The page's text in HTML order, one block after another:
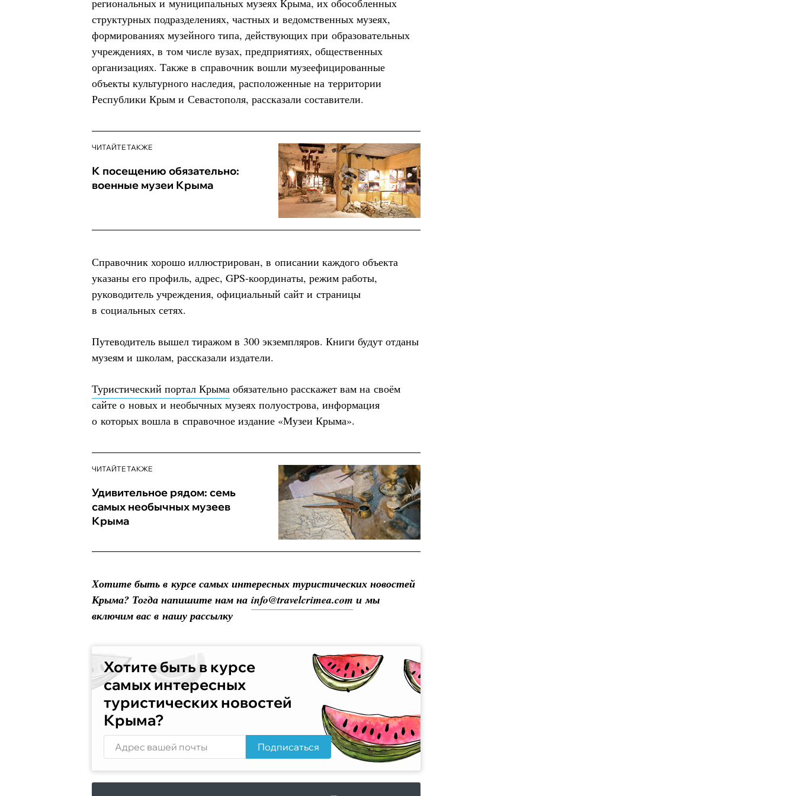
региональных и муниципальных музеях Крыма, их обособленных
структурных подразделениях, частных и ведомственных музеях,
формированиях музейного типа, действующих при образовательных
учреждениях, в том числе вузах, предприятиях, общественных
организациях. Также в справочник вошли музеефицированные
объекты культурного наследия, расположенные на территории
Республики Крым и Севастополя, рассказали составители.
ЧИТАЙТЕ ТАКЖЕ
К посещению обязательно:
военные музеи Крыма
Справочник хорошо иллюстрирован, в описании каждого объекта
указаны его профиль, адрес, GPS-координаты, режим работы,
руководитель учреждения, официальный сайт и страницы
в социальных сетях.
Путеводитель вышел тиражом в 300 экземпляров. Книги будут отданы
музеям и школам, рассказали издатели.
Туристический портал Крыма обязательно расскажет вам на своём
сайте о новых и необычных музеях полуострова, информация
о которых вошла в справочное издание «Музеи Крыма».
ЧИТАЙТЕ ТАКЖЕ
Удивительное рядом: семь
самых необычных музеев
Крыма
Хотите быть в курсе самых интересных туристических новостей
Крыма? Тогда напишите нам на info@travelcrimea.com и мы
включим вас в нашу рассылку
Хотите быть в курсе
самых интересных
туристических новостей
Крыма?
Подписаться